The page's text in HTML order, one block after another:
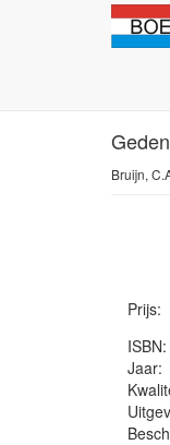
Bruijn,
Prijs:
ISBN:
Jaar: